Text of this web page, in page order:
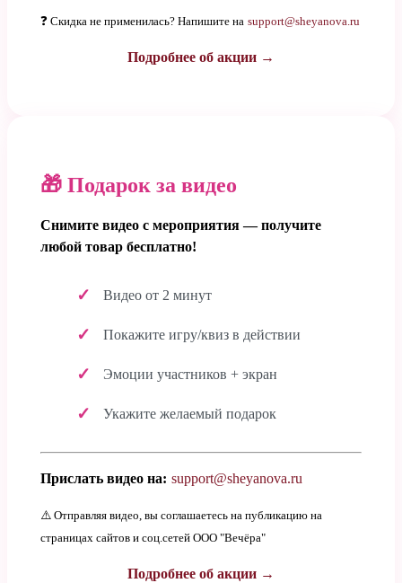
❓ Скидка не применилась? Напишите на support@sheyanova.ru
Подробнее об акции →
🎁 Подарок за видео
Снимите видео с мероприятия — получите
любой товар бесплатно!
Видео от 2 минут
Покажите игру/квиз в действии
Эмоции участников + экран
Укажите желаемый подарок
Прислать видео на: support@sheyanova.ru
⚠️ Отправляя видео, вы соглашаетесь на публикацию на
страницах сайтов и соц.сетей ООО "Вечёра"
Подробнее об акции →